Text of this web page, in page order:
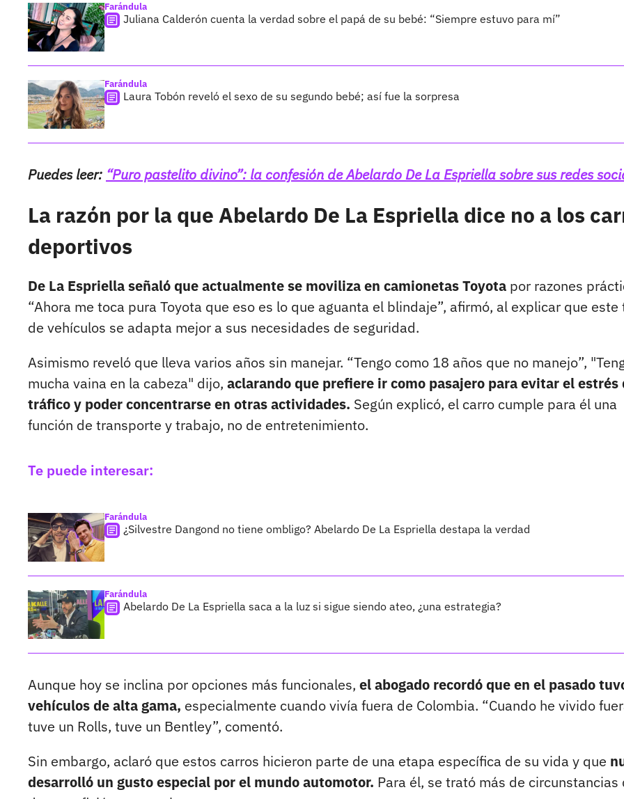
Farándula
Juliana Calderón cuenta la verdad sobre el papá de su bebé: “Siempre estuvo para mí”
Farándula
Laura Tobón reveló el sexo de su segundo bebé; así fue la sorpresa
Puedes leer: “Puro pastelito divino”: la confesión de Abelardo De La Espriella sobre sus redes
La razón por la que Abelardo De La Espriella dice no a los
deportivos
De La Espriella señaló que actualmente se moviliza en camionetas Toyota por razones
“Ahora me toca pura Toyota que eso es lo que aguanta el blindaje”, afirmó, al explicar que este
de vehículos se adapta mejor a sus necesidades de seguridad.
Asimismo reveló que lleva varios años sin manejar. “Tengo como 18 años que no manejo”,
mucha vaina en la cabeza" dijo, aclarando que prefiere ir como pasajero para evitar el estrés
tráfico y poder concentrarse en otras actividades. Según explicó, el carro cumple para él una
función de transporte y trabajo, no de entretenimiento.
Te puede interesar:
Farándula
¿Silvestre Dangond no tiene ombligo? Abelardo De La Espriella destapa la verdad
Farándula
Abelardo De La Espriella saca a la luz si sigue siendo ateo, ¿una estrategia?
Aunque hoy se inclina por opciones más funcionales, el abogado recordó que en el pasado
vehículos de alta gama, especialmente cuando vivía fuera de Colombia. “Cuando he vivido
tuve un Rolls, tuve un Bentley”, comentó.
Sin embargo, aclaró que estos carros hicieron parte de una etapa específica de su vida y que
desarrolló un gusto especial por el mundo automotor. Para él, se trató más de circunstancias